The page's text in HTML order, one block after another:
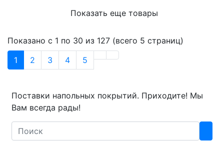
Показать еще товары
Показано с 1 по 30 из 127 (всего 5 страниц)
1
2 3 4 5
Поставки напольных покрытий. Приходите! Мы
Вам всегда рады!
Search